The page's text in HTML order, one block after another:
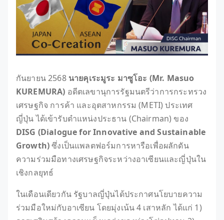
กันยายน 2568 นายคุเระมูระ มาซูโอะ (Mr. Masuo
KUREMURA) อดีตเลขานุการรัฐมนตรีว่าการกระทรวง
เศรษฐกิจ การค้า และอุตสาหกรรม (METI) ประเทศ
ญี่ปุ่น ได้เข้ารับตำแหน่งประธาน (Chairman) ของ
DISG (Dialogue for Innovative and Sustainable
Growth)ซึ่งเป็นแพลตฟอร์มการหารือเพื่อผลักดัน
ความร่วมมือทางเศรษฐกิจระหว่างอาเซียนและญี่ปุ่นใน
เชิงกลยุทธ์
ในเดือนเดียวกัน รัฐบาลญี่ปุ่นได้ประกาศนโยบายความ
ร่วมมือใหม่กับอาเซียน โดยมุ่งเน้น 4 เสาหลัก ได้แก่ 1)